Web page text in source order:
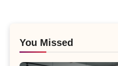
You Missed